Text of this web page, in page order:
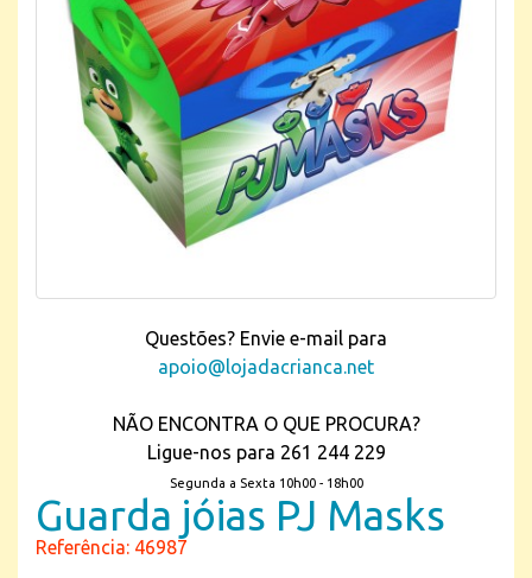
Questões? Envie e-mail para
apoio@lojadacrianca.net
NÃO ENCONTRA O QUE PROCURA?
Ligue-nos para 261 244 229
Segunda a Sexta 10h00 - 18h00
Guarda jóias PJ Masks
Referência: 46987